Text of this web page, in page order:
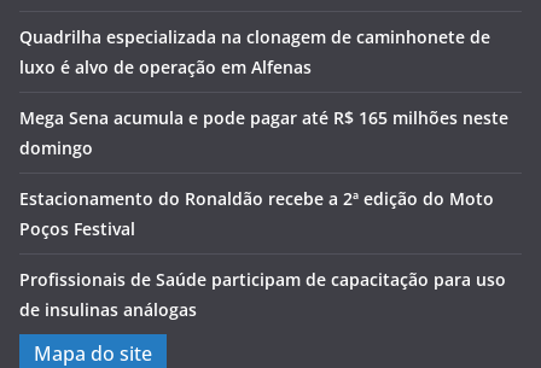
Quadrilha especializada na clonagem de caminhonete de
luxo é alvo de operação em Alfenas
Mega Sena acumula e pode pagar até R$ 165 milhões neste
domingo
Estacionamento do Ronaldão recebe a 2ª edição do Moto
Poços Festival
Profissionais de Saúde participam de capacitação para uso
de insulinas análogas
Mapa do site